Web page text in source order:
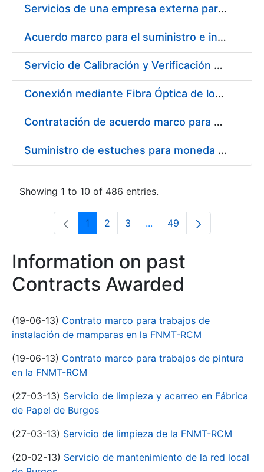
Servicios de una empresa externa para el asesoramiento y resolución de los recursos de alzada que se presentan relacionados con procesos de selección para la FNMT-RCM
Acuerdo marco para el suministro e instalación de persianas, estores y otros complementos
Servicio de Calibración y Verificación Externa de los Equipos de Medición del Servicio de Prevención de la FNMT-RCM
Conexión mediante Fibra Óptica de los Centros de Proceso de Datos (CPDs) de las sedes de la FNMT-RCM de Burgos y Madrid
Contratación de acuerdo marco para el Suministro de Material de Electricidad para la Fábrica Nacional de Moneda y Timbre-Real Casa de la Moneda en su centro de trabajo de Burgos
Suministro de estuches para moneda de 30 €
Showing 1 to 10 of 486 entries.
Page
1 Page
2 Page
3 ...Intermediate Pages Use
Page
49
Information on past
Contracts Awarded
(19-06-13) Contrato marco para trabajos de
instalación de mamparas en la FNMT-RCM
(19-06-13) Contrato marco para trabajos de pintura
en la FNMT-RCM
(27-03-13) Servicio de limpieza y acarreo en Fábrica
de Papel de Burgos
(27-03-13) Servicio de limpieza de la FNMT-RCM
(20-02-13) Servicio de mantenimiento de la red local